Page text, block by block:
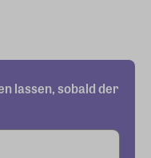
lassen, sobald der